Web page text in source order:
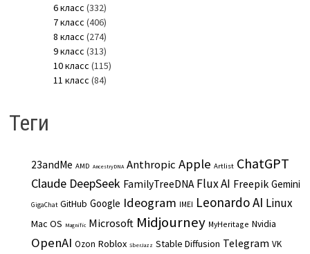
6 класс (332)
7 класс (406)
8 класс (274)
9 класс (313)
10 класс (115)
11 класс (84)
Теги
23andMe AMD AncestryDNA Anthropic Apple Artlist ChatGPT
Claude DeepSeek FamilyTreeDNA Flux AI Freepik Gemini
GigaChat GitHub Google Ideogram IMEI Leonardo AI Linux
Mac OS Magnific Microsoft Midjourney MyHeritage Nvidia
OpenAI Ozon Roblox SberJazz Stable Diffusion Telegram VK